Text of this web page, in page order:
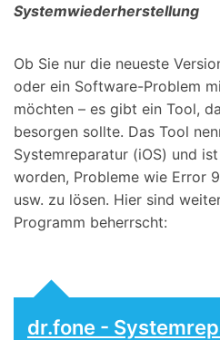
Systemwiederherstellung
Ob Sie nur die neueste
oder ein Software-Problem
möchten – es gibt ein Tool,
besorgen sollte. Das Tool
Systemreparatur (iOS) und
worden, Probleme wie Error
usw. zu lösen. Hier sind
Programm beherrscht:
dr.fone -